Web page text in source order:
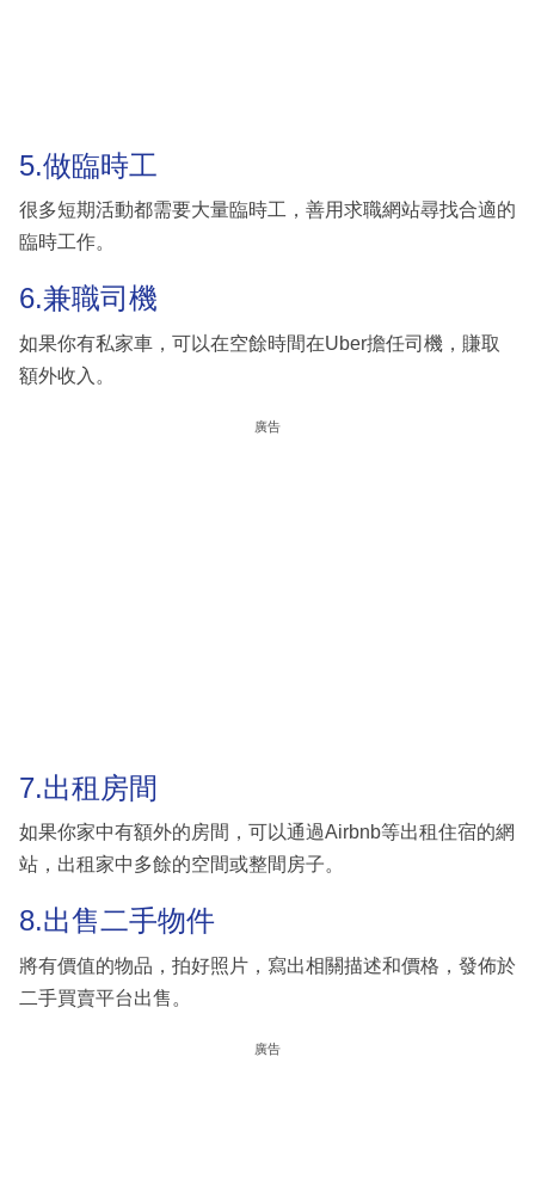
5.做臨時工
很多短期活動都需要大量臨時工，善用求職網站尋找合適的
臨時工作。
6.兼職司機
如果你有私家車，可以在空餘時間在Uber擔任司機，賺取
額外收入。
廣告
7.出租房間
如果你家中有額外的房間，可以通過Airbnb等出租住宿的網
站，出租家中多餘的空間或整間房子。
8.出售二手物件
將有價值的物品，拍好照片，寫出相關描述和價格，發佈於
二手買賣平台出售。
廣告